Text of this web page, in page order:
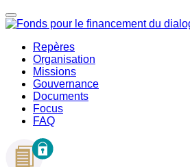
Repères
Organisation
Missions
Gouvernance
Documents
Focus
FAQ